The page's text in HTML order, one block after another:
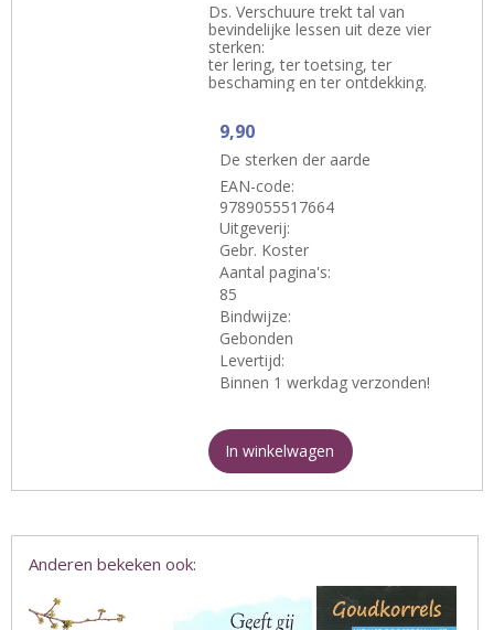
Ds. Verschuure trekt tal van
bevindelijke lessen uit deze vier
sterken:
ter lering, ter toetsing, ter
beschaming en ter ontdekking.
9,90
De sterken der aarde
EAN-code:
9789055517664
Uitgeverij:
Gebr. Koster
Aantal pagina's:
85
Bindwijze:
Gebonden
Levertijd:
Binnen 1 werkdag verzonden!
In winkelwagen
Anderen bekeken ook: